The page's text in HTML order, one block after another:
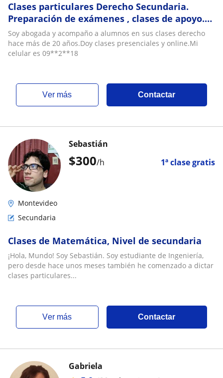
Clases particulares Derecho Secundaria.
Preparación de exámenes , clases de apoyo.
Preparación Concursos.Clases presenciales y
onl
Soy abogada y acompaño a alumnos en sus clases derecho
hace más de 20 años.Doy clases presenciales y online.Mi
celular es 09**2**18
ver más Contactar
$300/h 1ª clase gratis
Sebastián
Montevideo
Secundaria
Clases de Matemática, Nivel de secundaria
¡Hola, Mundo! Soy Sebastián. Soy estudiante de Ingeniería,
pero desde hace unos meses también he comenzado a dictar
clases particulares...
ver más Contactar
Gabriela